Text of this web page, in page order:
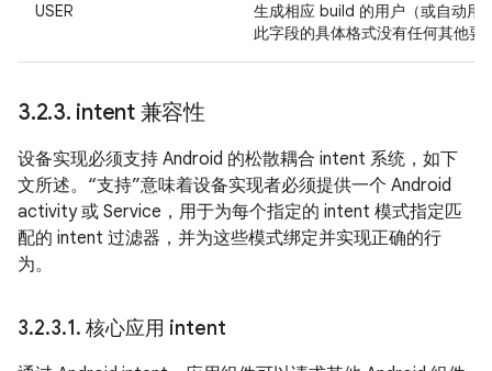
USER
生成相应 build 的用户（或自动用
此字段的具体格式没有任何其他要
3.2.3. intent 兼容性
设备实现必须支持 Android 的松散耦合 intent 系统，如下
文所述。“支持”意味着设备实现者必须提供一个 Android
activity 或 Service，用于为每个指定的 intent 模式指定匹
配的 intent 过滤器，并为这些模式绑定并实现正确的行
为。
3.2.3.1. 核心应用 intent